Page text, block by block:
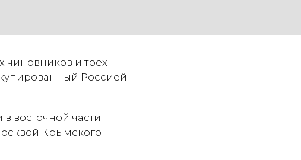
чиновников и трех
Россией
восточной части
Крымского